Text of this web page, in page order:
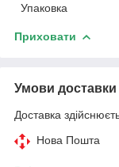
Упаковка
Приховати
Умови доставки
Доставка
Нова Пошта